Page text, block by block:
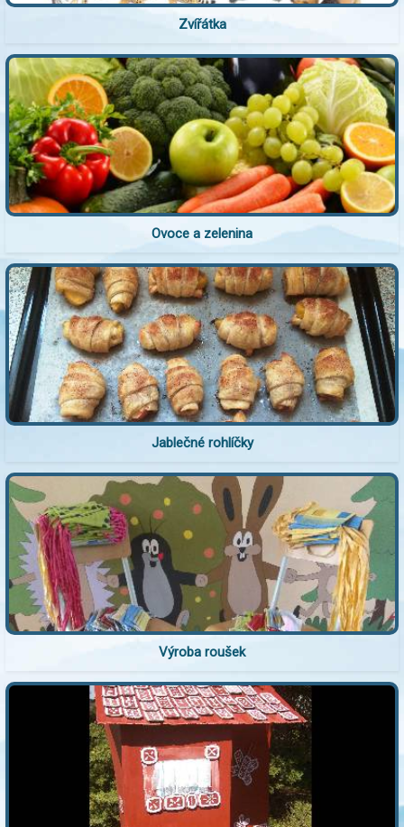
Zvířátka
Ovoce a zelenina
Jablečné rohlíčky
Výroba roušek